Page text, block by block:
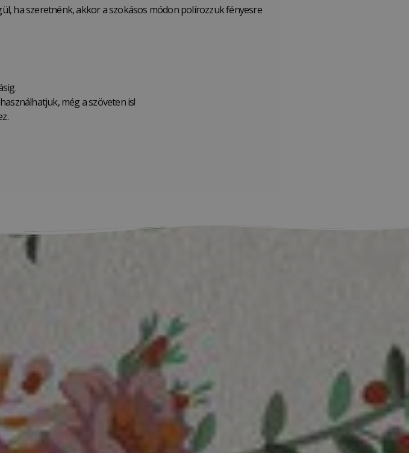
ha szeretnénk, akkor a szokásos módon polírozzuk fényesre
még a szöveten is!